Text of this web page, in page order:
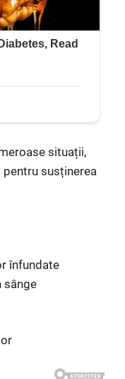
situații,
susținerea
înfundate
sânge